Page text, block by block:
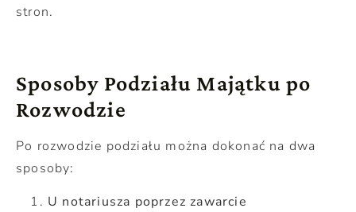
stron.
Sposoby Podziału Majątku po
Rozwodzie
Po rozwodzie podziału można dokonać na dwa
sposoby:
U notariusza poprzez zawarcie